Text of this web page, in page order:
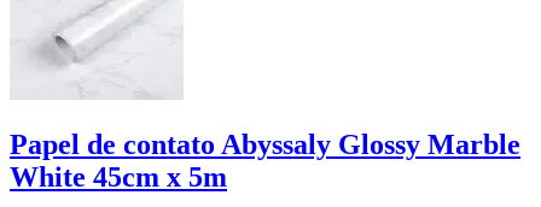
Papel de contato Abyssaly Glossy Marble
White 45cm x 5m